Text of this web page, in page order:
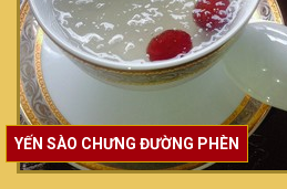
YẾN SÀO CHƯNG ĐƯỜNG PHÈN